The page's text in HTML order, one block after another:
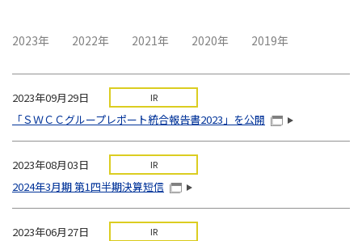
2023年 2022年 2021年 2020年 2019年
2023年09月29日 IR
「ＳＷＣＣグループレポート統合報告書2023」を公開
2023年08月03日 IR
2024年3月期 第1四半期決算短信
2023年06月27日 IR